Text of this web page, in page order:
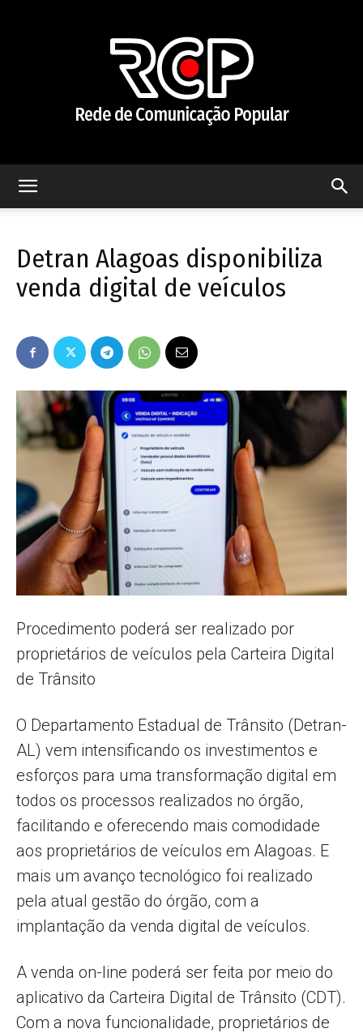
Comunicação
Popular
AL
Detran Alagoas disponibiliza
venda digital de veículos
Procedimento poderá ser realizado por
proprietários de veículos pela Carteira Digital
de Trânsito
O Departamento Estadual de Trânsito (Detran-
AL) vem intensificando os investimentos e
esforços para uma transformação digital em
todos os processos realizados no órgão,
facilitando e oferecendo mais comodidade
aos proprietários de veículos em Alagoas. E
mais um avanço tecnológico foi realizado
pela atual gestão do órgão, com a
implantação da venda digital de veículos.
A venda on-line poderá ser feita por meio do
aplicativo da Carteira Digital de Trânsito (CDT).
Com a nova funcionalidade, proprietários de